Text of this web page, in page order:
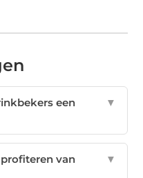
een
▼
van
▼